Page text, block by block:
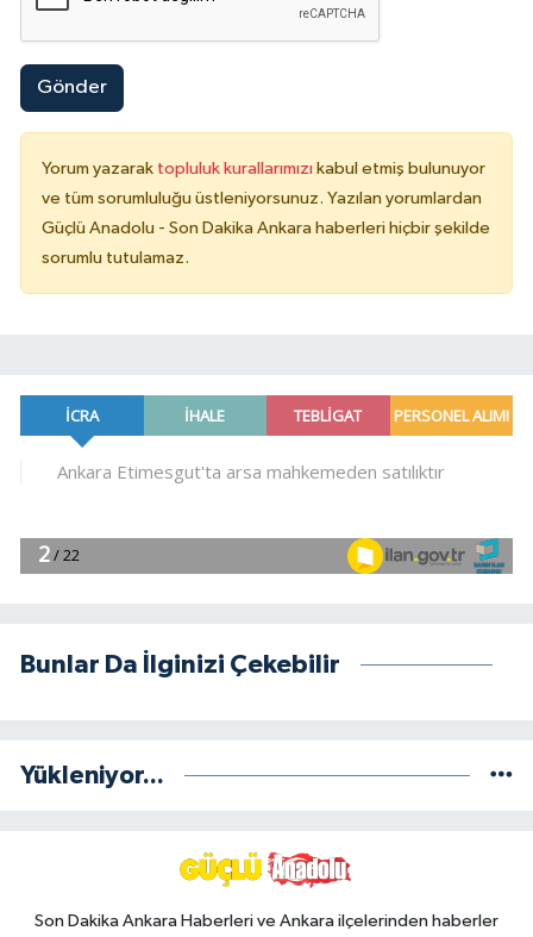
Gönder
Yorum yazarak topluluk kurallarımızı kabul etmiş bulunuyor
ve tüm sorumluluğu üstleniyorsunuz. Yazılan yorumlardan
Güçlü Anadolu - Son Dakika Ankara haberleri hiçbir şekilde
sorumlu tutulamaz.
Bunlar Da İlginizi Çekebilir
Yükleniyor...
Son Dakika Ankara Haberleri ve Ankara ilçelerinden haberler